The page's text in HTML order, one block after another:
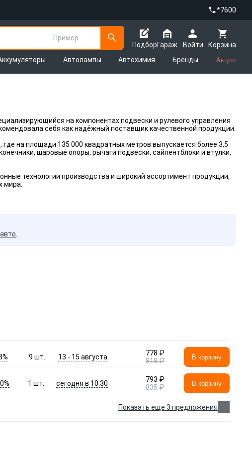
*7600
Пример
Подбор
Корзина
Гараж
Войти
Автолампы Автохимия Бренды Акции
на компонентах подвески и рулевого управления
себя как надёжный поставщик качественной продукции.
на площади 135 000 квадратных метров выпускается более 3,5
шаровые опоры, рычаги подвески, сайлентблоки и втулки,
технологии производства и широкий ассортимент продукции,
мира.
9 шт. 13 - 15 августа
778 ₽
818 ₽
В корзину
1 шт. сегодня в 10:30
793 ₽
835 ₽
В корзину
Показать еще 3 предложения